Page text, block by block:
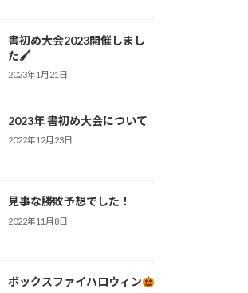
書初め大会2023開催しまし
た🖌
2023年1月21日
2023年 書初め大会について
2022年12月23日
見事な勝敗予想でした！
2022年11月8日
ボックスファイハロウィン